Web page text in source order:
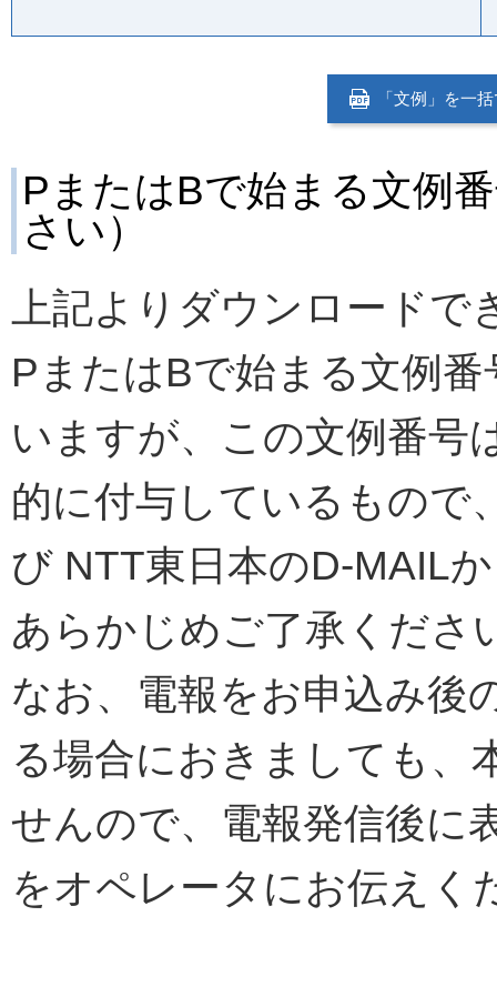
「文例」を一
PまたはBで始まる文例
さい）
上記よりダウンロード
PまたはBで始まる文例
いますが、この文例番号
的に付与しているもので
び NTT東日本のD-MAIL
あらかじめご了承くださ
なお、電報をお申込み後
る場合におきましても、
せんので、電報発信後に
をオペレータにお伝えく